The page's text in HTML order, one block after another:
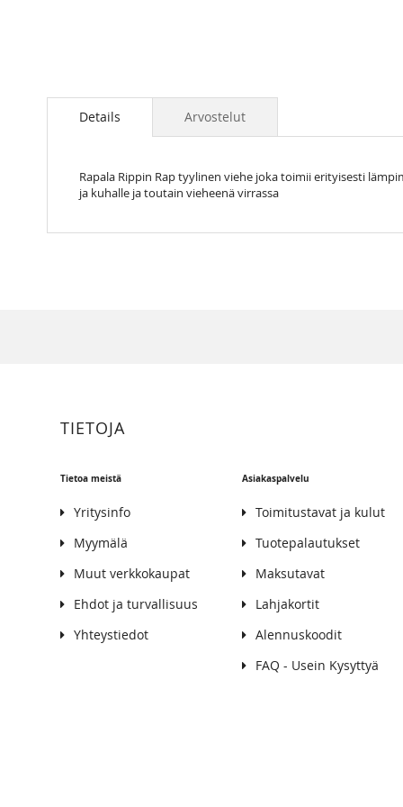
to
images
gallery
Details
Rapala Rippin Rap tyylinen viehe joka toimii erityisesti
ja kuhalle ja toutain vieheenä virrassa
Arvostelut
TIETOJA
Tietoa meistä
Yritysinfo
Myymälä
Muut verkkokaupat
Ehdot ja turvallisuus
Yhteystiedot
Asiakaspalvelu
Toimitustavat ja kulut
Tuotepalautukset
Maksutavat
Lahjakortit
Alennuskoodit
FAQ - Usein Kysyttyä